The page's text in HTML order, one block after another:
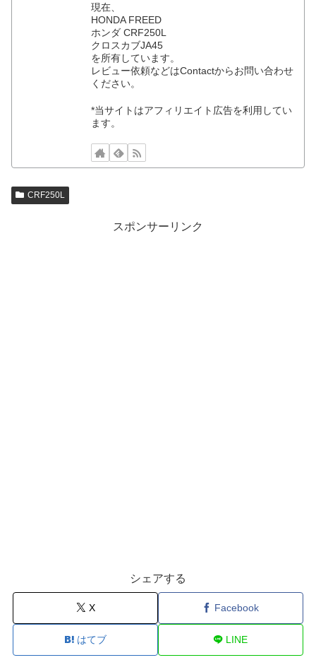
現在、
HONDA FREED
ホンダ CRF250L
クロスカブJA45
を所有しています。
レビュー依頼などはContactからお問い合わせ
ください。
*当サイトはアフィリエイト広告を利用してい
ます。
CRF250L
スポンサーリンク
シェアする
X Facebook
はてブ LINE